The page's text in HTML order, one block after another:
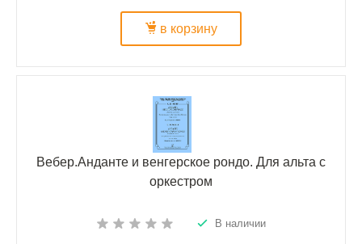
в корзину
Вебер.Анданте и венгерское рондо. Для альта с
оркестром
В наличии